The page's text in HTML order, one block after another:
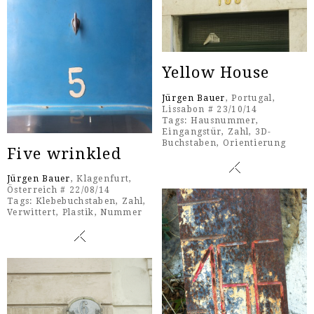
Yellow House
Jürgen Bauer, Portugal,
Lissabon # 23/10/14
Tags: Hausnummer,
Eingangstür, Zahl, 3D-
Buchstaben, Orientierung
Five wrinkled
Jürgen Bauer, Klagenfurt,
Österreich # 22/08/14
Tags: Klebebuchstaben, Zahl,
Verwittert, Plastik,Nummer